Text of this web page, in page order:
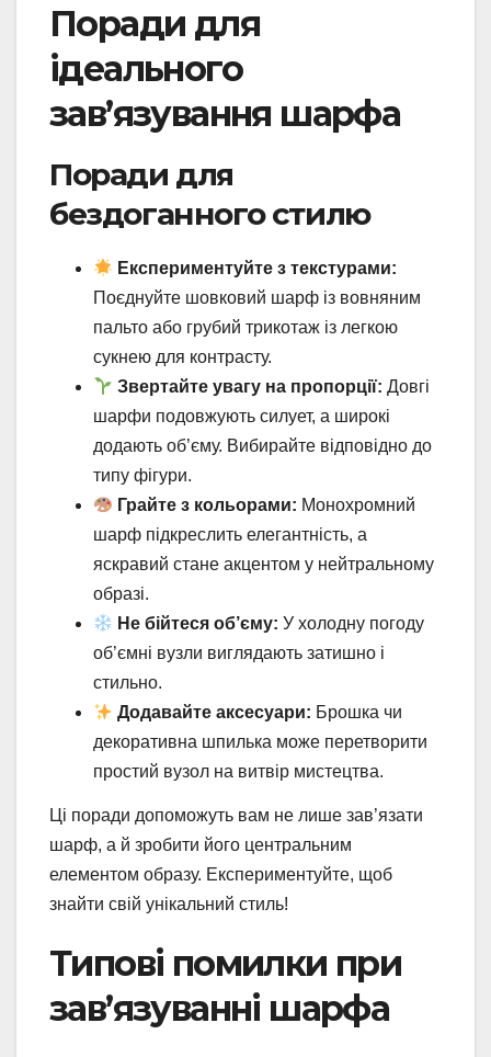
Поради для
ідеального
зав’язування шарфа
Поради для
бездоганного стилю
Експериментуйте з текстурами:
Поєднуйте шовковий шарф із вовняним
пальто або грубий трикотаж із легкою
сукнею для контрасту.
Звертайте увагу на пропорції: Довгі
шарфи подовжують силует, а широкі
додають об’єму. Вибирайте відповідно до
типу фігури.
Грайте з кольорами: Монохромний
шарф підкреслить елегантність, а
яскравий стане акцентом у нейтральному
образі.
Не бійтеся об’єму: У холодну погоду
об’ємні вузли виглядають затишно і
стильно.
Додавайте аксесуари: Брошка чи
декоративна шпилька може перетворити
простий вузол на витвір мистецтва.
Ці поради допоможуть вам не лише зав’язати
шарф, а й зробити його центральним
елементом образу. Експериментуйте, щоб
знайти свій унікальний стиль!
Типові помилки при
зав’язуванні шарфа